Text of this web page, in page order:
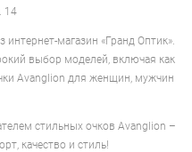
14
магазин «Гранд Оптик».
выбор моделей, включая как
Avanglion для женщин, мужчин
стильных очков Avanglion –
качество и стиль!